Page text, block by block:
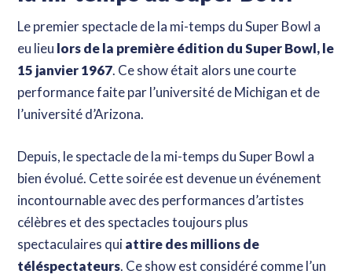
Le premier spectacle de la mi-temps du Super Bowl a
eu lieu lors de la première édition du Super Bowl, le
15 janvier 1967. Ce show était alors une courte
performance faite par l’université de Michigan et de
l’université d’Arizona.
Depuis, le spectacle de la mi-temps du Super Bowl a
bien évolué. Cette soirée est devenue un événement
incontournable avec des performances d’artistes
célèbres et des spectacles toujours plus
spectaculaires quiattire des millions de
téléspectateurs. Ce show est considéré comme l’un